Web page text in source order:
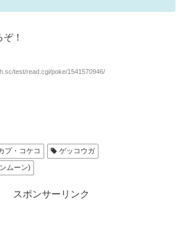
！
test/read.cgi/poke/1541570946/
プ・コケコ
ゲッコウガ
ムーン)
スポンサーリンク